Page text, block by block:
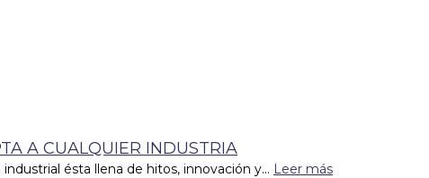
A CUALQUIER INDUSTRIA
ésta llena de hitos, innovación y... Leer más